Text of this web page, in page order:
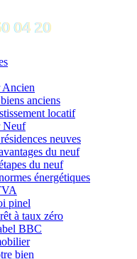
anciens
locatif
Neuf
neuves
du neuf
du neuf
énergétiques
pinel
à taux zéro
BBC
bien